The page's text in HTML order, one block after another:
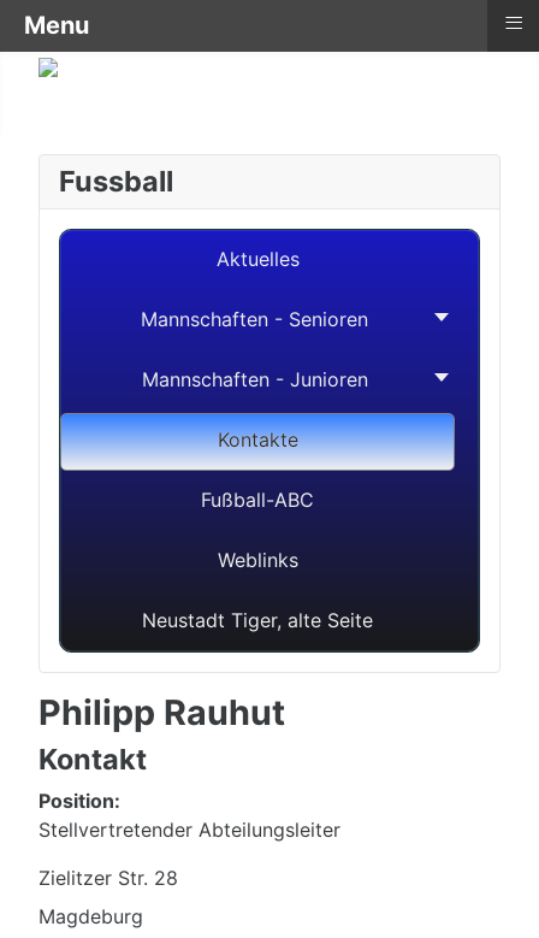
Fussball
Aktuelles
Mannschaften - Senioren
Mannschaften - Junioren
Kontakte
Fußball-ABC
Weblinks
Neustadt Tiger, alte Seite
Philipp Rauhut
Kontakt
Position:
Stellvertretender Abteilungsleiter
Adresse
Zielitzer Str. 28
Magdeburg
Menu ≡